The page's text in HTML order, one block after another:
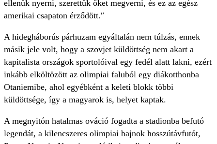
ellenük nyerni, szerettük őket megverni, és ez az egész
amerikai csapaton érződött.″
A hidegháborús párhuzam egyáltalán nem túlzás, ennek
másik jele volt, hogy a szovjet küldöttség nem akart a
kapitalista országok sportolóival egy fedél alatt lakni, ezért
inkább elköltözött az olimpiai faluból egy diákotthonba
Otaniemibe, ahol egyébként a keleti blokk többi
küldöttsége, így a magyarok is, helyet kaptak.
A megnyitón hatalmas ováció fogadta a stadionba befutó
legendát, a kilencszeres olimpiai bajnok hosszútávfutót,